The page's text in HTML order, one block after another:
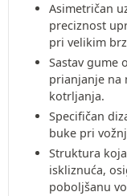
Asimetričan
preciznost
pri velikim
Sastav gume
prianjanje na
kotrljanja.
Specifičan
buke pri
Struktura
iskliznuća,
poboljšanu